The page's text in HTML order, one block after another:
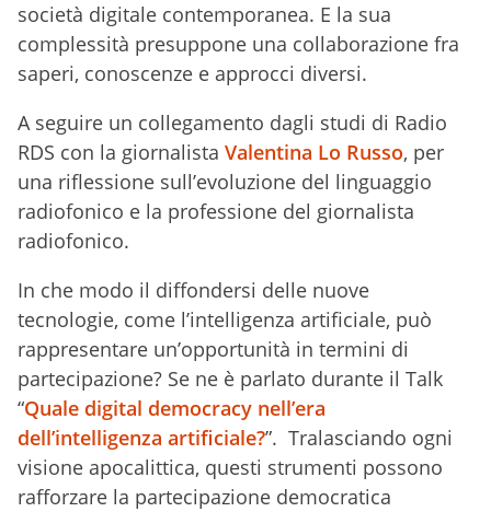
società digitale contemporanea. E la sua
complessità presuppone una collaborazione fra
saperi, conoscenze e approcci diversi.
A seguire un collegamento dagli studi di Radio
RDS con la giornalista Valentina Lo Russo, per
una riflessione sull’evoluzione del linguaggio
radiofonico e la professione del giornalista
radiofonico.
In che modo il diffondersi delle nuove
tecnologie, come l’intelligenza artificiale, può
rappresentare un’opportunità in termini di
partecipazione? Se ne è parlato durante il Talk
“Quale digital democracy nell’era
dell’intelligenza artificiale?”. Tralasciando ogni
visione apocalittica, questi strumenti possono
rafforzare la partecipazione democratica